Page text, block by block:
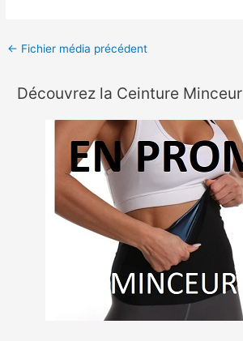
← Fichier média précédent
Découvrez la Ceinture Minceur